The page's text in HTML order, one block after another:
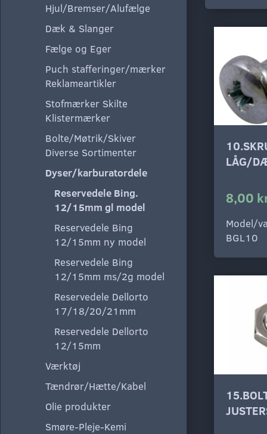
Hjul/Bremser/Alufælge
Dæk & Slanger
Fælge og Eger
Puch stafferinger/mærker
Reklameartikler
Stofmærker Skilte
Klistermærker
Bolte/Møtrik/Skiver
Diverse Sortimenter
Dyser/karburatordele
Reservedele Bing.
12/15mm gl model
Reservedele Bing
12/15mm ny model
Reservedele Bing
12/15mm ms/2g model
Reservedele Dellorto
17/18/20/21mm
Reservedele Dellorto
12/15mm
Værktøj
Tændrør/Hætte/Kabel
Olie produkter
Smøre-Pleje-Kemi
LÅG/
8,00
Model/
BGL10